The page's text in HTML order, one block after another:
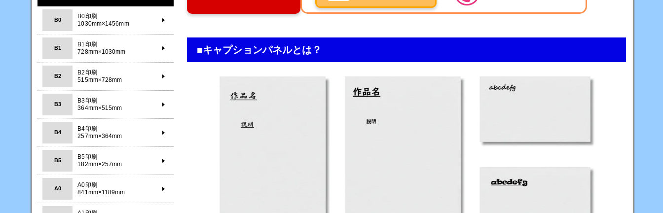
■キャプションパネルとは？
B0
B0印刷
1030mm×1456mm
B1
B1印刷
728mm×1030mm
B2
B2印刷
515mm×728mm
B3
B3印刷
364mm×515mm
B4
B4印刷
257mm×364mm
B5
B5印刷
182mm×257mm
A0
A0印刷
841mm×1189mm